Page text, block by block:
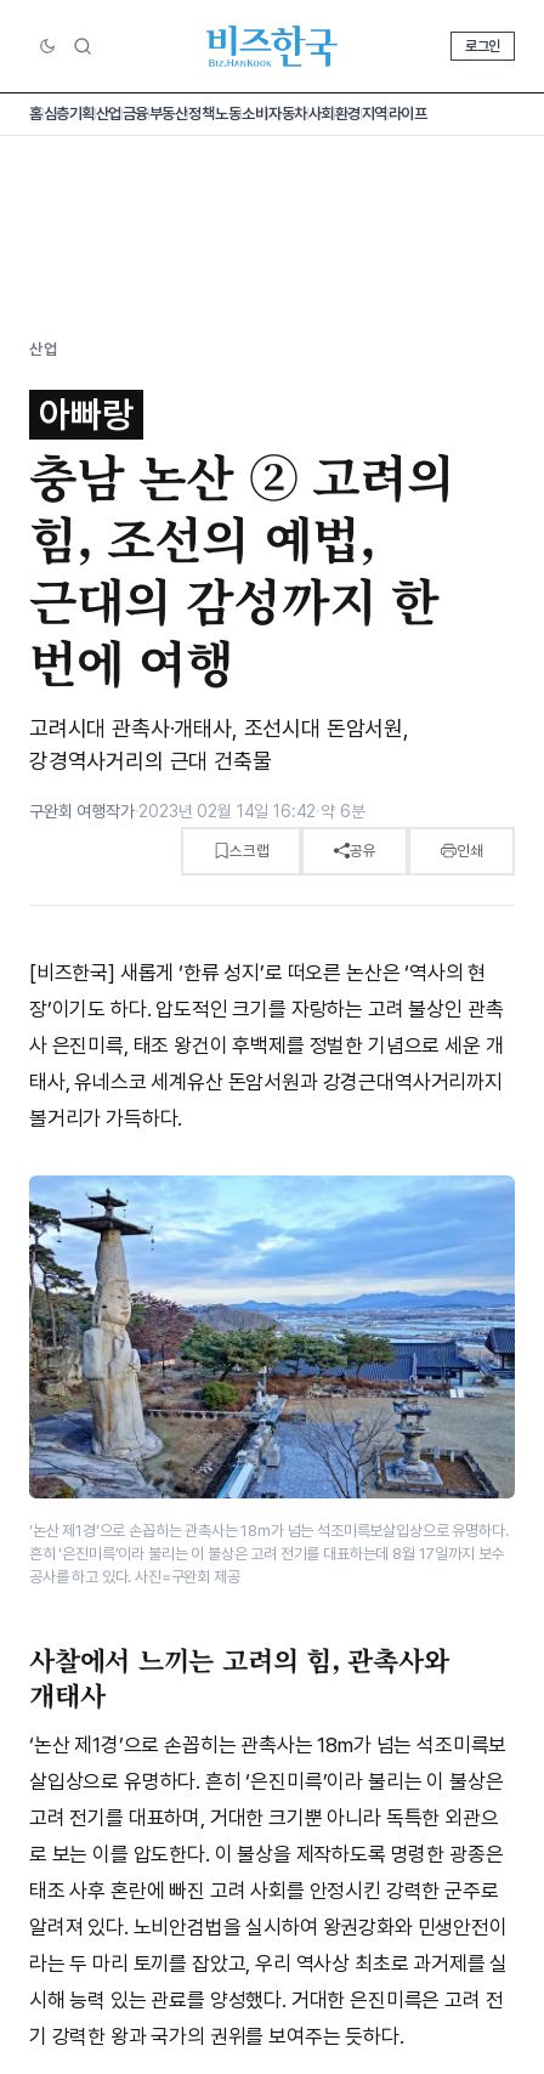
로그인
홈심층기획산업금융부동산정책노동소비 자동차사회환경지역라이프
산업
아빠랑
충남 논산 ② 고려의
힘, 조선의 예법,
근대의 감성까지 한
번에 여행
고려시대 관촉사·개태사, 조선시대 돈암서원,
강경역사거리의 근대 건축물
구완회 여행작가·2023년 02월 14일 16:42·약 6분
스크랩 공유 인쇄
[비즈한국] 새롭게 ‘한류 성지’로 떠오른 논산은 ‘역사의 현
장’이기도 하다. 압도적인 크기를 자랑하는 고려 불상인 관촉
사 은진미륵, 태조 왕건이 후백제를 정벌한 기념으로 세운 개
태사, 유네스코 세계유산 돈암서원과 강경근대역사거리까지
볼거리가 가득하다.
‘논산 제1경’으로 손꼽히는 관촉사는 18m가 넘는 석조미륵보살입상으로 유명하다.
흔히 ‘은진미륵’이라 불리는 이 불상은 고려 전기를 대표하는데 8월 17일까지 보수
공사를 하고 있다. 사진=구완회 제공
사찰에서 느끼는 고려의 힘, 관촉사와
개태사
‘논산 제1경’으로 손꼽히는 관촉사는 18m가 넘는 석조미륵보
살입상으로 유명하다. 흔히 ‘은진미륵’이라 불리는 이 불상은
고려 전기를 대표하며, 거대한 크기뿐 아니라 독특한 외관으
로 보는 이를 압도한다. 이 불상을 제작하도록 명령한 광종은
태조 사후 혼란에 빠진 고려 사회를 안정시킨 강력한 군주로
알려져 있다. 노비안검법을 실시하여 왕권강화와 민생안전이
라는 두 마리 토끼를 잡았고, 우리 역사상 최초로 과거제를 실
시해 능력 있는 관료를 양성했다. 거대한 은진미륵은 고려 전
기 강력한 왕과 국가의 권위를 보여주는 듯하다.